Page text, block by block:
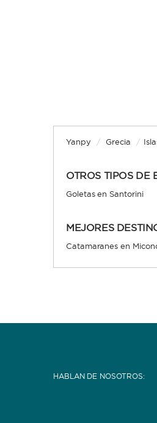
Yanpy / Grecia /
OTROS TIPOS DE
Goletas en Santorini
MEJORES
Catamaranes en
HABLAN DE NOSOTROS: